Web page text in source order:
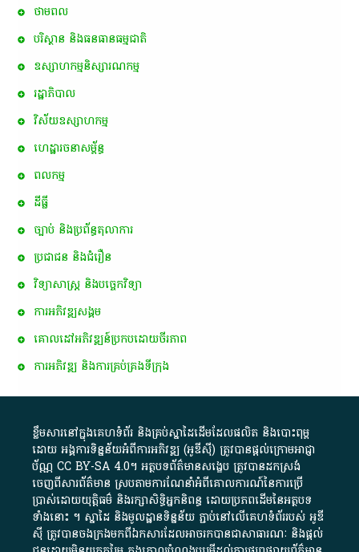
ថាមពល
បរិស្ថាន និងធនធានធម្មជាតិ
ឧស្សាហកម្មនិស្សារណកម្ម
រដ្ឋាភិបាល
វិស័យឧស្សាហកម្ម
ហេដ្ឋារចនាសម្ព័ន្ធ
ពល​កម្ម
ដីធ្លី
ច្បាប់ និងប្រព័ន្ធតុលាការ
ប្រជាជន និងជំរឿន
វិទ្យាសាស្ត្រ និងបច្ចេកវិទ្យា
ការ​អភិវឌ្ឍ​សង្គម
គោលដៅ​អភិវឌ្ឍន៍​ប្រកបដោយ​ចីរភាព
ការអភិវឌ្ឍ និងការគ្រប់គ្រងទីក្រុង
ខ្លឹមសារ​នៅ​ក្នុង​គេហទំព័រ និង​គ្រប់​ស្នា​ដៃ​ដើម​ដែល​ផលិត​ និង​បោះពុម្ព​
ដោយ​ អង្គការ​ទិន្នន័យ​អំពី​ការអភិវឌ្ឍ​​ (អូ​ឌី​ស៊ី)​ ត្រូវ​បាន​ផ្តល់​ក្រោម​អាជ្ញា
ប័ណ្ណ​CC BY-SA 4.0។​ អត្ថបទ​ព័ត៌មាន​សង្ខេប​ ត្រូវ​បាន​ដកស្រង់​
ចេញពី​សារព័ត៌មាន ស្របតាមការ​ណែនាំ​អំពី​គោលការណ៍​នៃ​ការ​ប្រើ
ប្រាស់​ដោយ​យុត្តិធម៌​ និង​រក្សាសិទ្ធិអ្នកនិពន្ធ ដោយ​ប្រភពដើម​នៃ​​អត្ថបទ
ទាំង​នោះ​ ។​ ស្នាដៃ​ និង​មូលដ្ឋាន​ទិន្នន័យ ​ភ្ជាប់​នៅ​លើ​គេហទំព័រ​របស់​ អូ​ឌី​
ស៊ី​ ត្រូវ​បាន​ចងក្រង​មក​ពី​ឯកសារ​ដែល​អាច​រក​បានជា​សាធារណៈ​ និង​ផ្តល់​